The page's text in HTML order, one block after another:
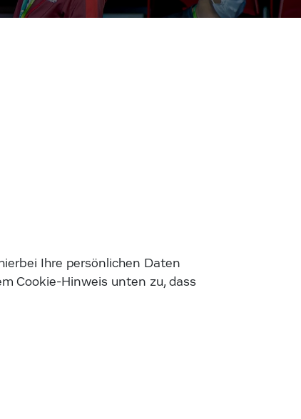
Ihre persönlichen Daten
Cookie-Hinweis unten zu, dass